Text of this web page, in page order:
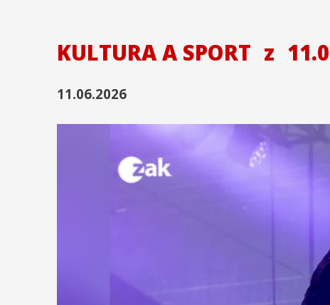
KULTURA A SPORT z
11.06.2026